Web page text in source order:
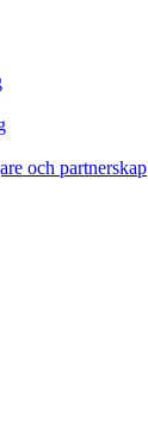
och partnerskap